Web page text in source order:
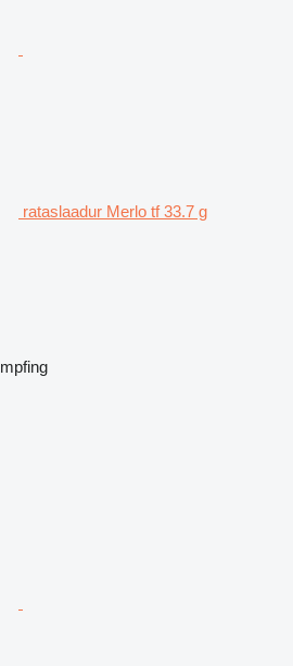
rataslaadur Merlo tf 33.7 g